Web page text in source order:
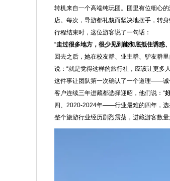
转机来自一个高端纯玩团。团里有位细心
店。每次，导游都礼貌而坚决地摆手，转身
行程结束时，这位游客说了一句话：
“走过很多地方，很少见到能彻底抵住诱惑
回去之后，她在校友群、业主群、驴友群
说：“就是觉得这样的旅行社，应该让更多
这件事让团队第一次确认了一个道理——诚
客户连续三年进藏都选择迎昭，他们说：“
四、2020-2024年——行业最难的四年，选
整个旅游行业经历剧烈震荡，进藏游客数